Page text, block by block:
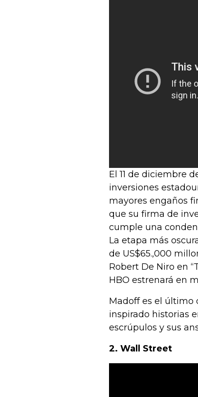
El 11 de diciembre
inversiones
mayores engaños
que su firma de
cumple una
La etapa más
de US$65.,000
Robert De Niro en
HBO estrenará en
Madoff es el último
inspirado historias
escrúpulos y sus
2. Wall Street